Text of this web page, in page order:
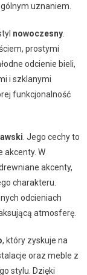
uznaniem.
nowoczesny.
prostymi
odcienie bieli,
i szklanymi
funkcjonalność
. Jego cechy to
akcenty. W
akcenty,
charakteru.
odcieniach
atmosferę.
, który zyskuje na
oraz meble z
stylu. Dzięki